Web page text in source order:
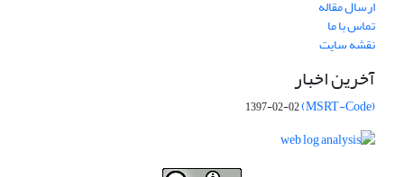
ارسال مقاله
تماس با ما
نقشه سایت
آخرین اخبار
(MSRT-Code)
1397-02-02